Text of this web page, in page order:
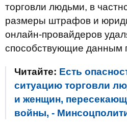
торговли людьми, в
размеры штрафов и
онлайн-провайдеров
способствующие данным
Читайте: Есть
ситуацию торговли
и женщин,
войны, -